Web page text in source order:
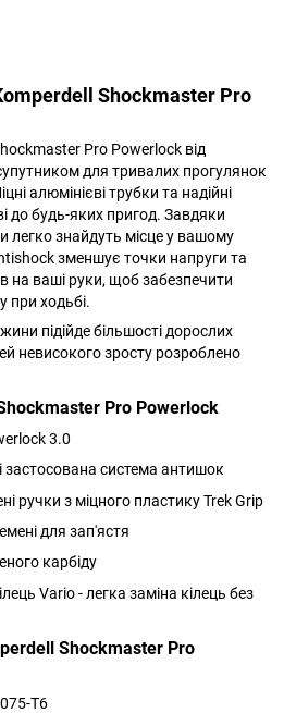
Shockmaster Pro
Pro Powerlock від
для тривалих прогулянок
алюмінієві трубки та надійні
до будь-яких пригод. Завдяки
легко знайдуть місце у вашому
зменшує точки напруги та
на ваші руки, щоб забезпечити
при ходьбі.
підійде більшості дорослих
невисокого зросту розроблено
Pro Powerlock
3.0
застосована система антишок
ручки з міцного пластику Trek Grip
для зап'ястя
карбіду
Vario - легка заміна кілець без
Shockmaster Pro
T6